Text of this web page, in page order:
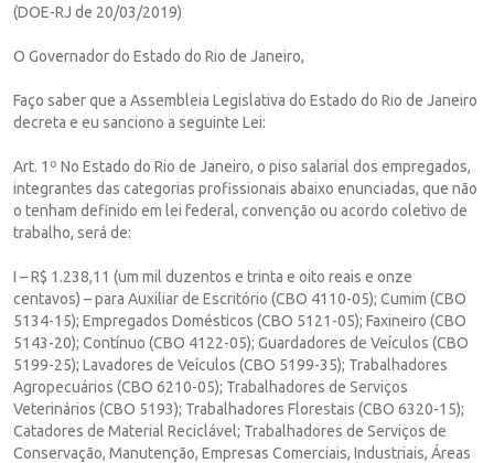
(DOE-RJ de 20/03/2019)
O Governador do Estado do Rio de Janeiro,
Faço saber que a Assembleia Legislativa do Estado do Rio de Janeiro
decreta e eu sanciono a seguinte Lei:
Art. 1º No Estado do Rio de Janeiro, o piso salarial dos empregados,
integrantes das categorias profissionais abaixo enunciadas, que não
o tenham definido em lei federal, convenção ou acordo coletivo de
trabalho, será de:
I – R$ 1.238,11 (um mil duzentos e trinta e oito reais e onze
centavos) – para Auxiliar de Escritório (CBO 4110-05); Cumim (CBO
5134-15); Empregados Domésticos (CBO 5121-05); Faxineiro (CBO
5143-20); Contínuo (CBO 4122-05); Guardadores de Veículos (CBO
5199-25); Lavadores de Veículos (CBO 5199-35); Trabalhadores
Agropecuários (CBO 6210-05); Trabalhadores de Serviços
Veterinários (CBO 5193); Trabalhadores Florestais (CBO 6320-15);
Catadores de Material Reciclável; Trabalhadores de Serviços de
Conservação, Manutenção, Empresas Comerciais, Industriais, Áreas